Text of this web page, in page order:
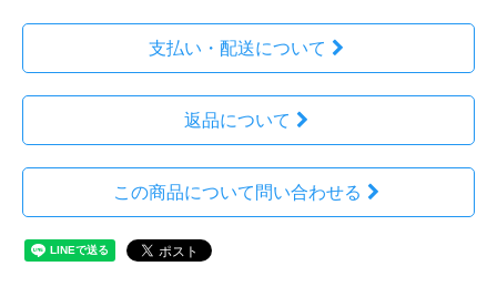
支払い・配送について
返品について
この商品について問い合わせる